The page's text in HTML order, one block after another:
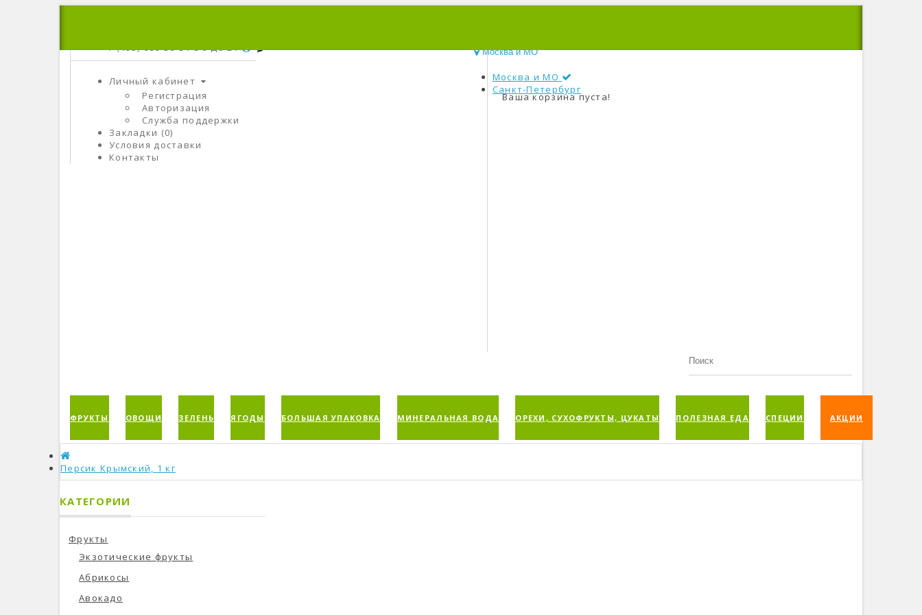
+7 (495) 666-56-84C 9 До 21
Личный кабинет
Регистрация
Авторизация
Служба поддержки
Закладки (0)
Условия доставки
Контакты
Ваша корзина пуста!
Москва и МО
Москва и МО
Санкт-Петербург
ФРУКТЫ ОВОЩИ ЗЕЛЕНЬ ЯГОДЫ БОЛЬШАЯ УПАКОВКА МИНЕРАЛЬНАЯ ВОДА ОРЕХИ, СУХОФРУКТЫ, ЦУКАТЫ ПОЛЕЗНАЯ ЕДА СПЕЦИИ АКЦИИ
Персик Крымский, 1 кг
КАТЕГОРИИ
Фрукты
Экзотические фрукты
Абрикосы
Авокадо